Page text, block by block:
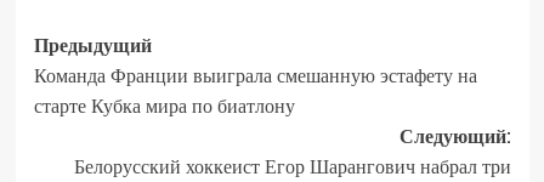
Предыдущий
Команда Франции выиграла смешанную эстафету на
старте Кубка мира по биатлону
Следующий:
Белорусский хоккеист Егор Шарангович набрал три